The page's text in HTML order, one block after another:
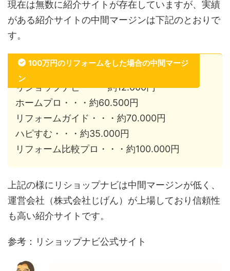
現在は無数に紹介サイトが存在していますが、実績
がある紹介サイトの中間マージンは下記のとおりで
す。
100万円のリフォームをした場合の中間マージ
ン
リショップナビ・・・約12.000円
ホームプロ・・・約60.500円
リフォームガイド・・・約70.000円
ハピすむ・・・約35.000円
リフォーム比較プロ・・・約100.000円
上記の様にリショップナビは中間マージンが低く、
運営会社（株式会社じげん）が上場しており信頼性
も高い紹介サイトです。
参考：リショップナビ公式サイト